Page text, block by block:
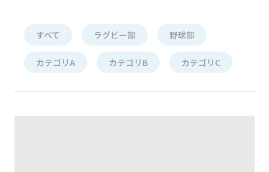
すべて ラグビー部 野球部
カテゴリA カテゴリB カテゴリC